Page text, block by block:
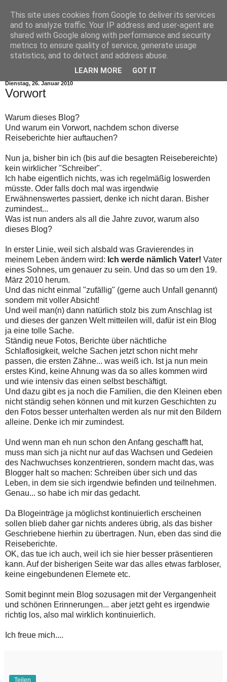
Dienstag, 26. Januar 2010
Vorwort
Warum dieses Blog?
Und warum ein Vorwort, nachdem schon diverse
Reiseberichte hier auftauchen?
Nun ja, bisher bin ich (bis auf die besagten Reisebereichte)
kein wirklicher "Schreiber".
Ich habe eigentlich nichts, was ich regelmäßig loswerden
müsste. Oder falls doch mal was irgendwie
Erwähnenswertes passiert, denke ich nicht daran. Bisher
zumindest...
Was ist nun anders als all die Jahre zuvor, warum also
dieses Blog?
In erster Linie, weil sich alsbald was Gravierendes in
meinem Leben ändern wird: Ich werde nämlich Vater! Vater
eines Sohnes, um genauer zu sein. Und das so um den 19.
März 2010 herum.
Und das nicht einmal "zufällig" (gerne auch Unfall genannt)
sondern mit voller Absicht!
Und weil man(n) dann natürlich stolz bis zum Anschlag ist
und dieses der ganzen Welt mitteilen will, dafür ist ein Blog
ja eine tolle Sache.
Ständig neue Fotos, Berichte über nächtliche
Schlaflosigkeit, welche Sachen jetzt schon nicht mehr
passen, die ersten Zähne... was weiß ich. Ist ja nun mein
erstes Kind, keine Ahnung was da so alles kommen wird
und wie intensiv das einen selbst beschäftigt.
Und dazu gibt es ja noch die Familien, die den Kleinen eben
nicht ständig sehen können und mit kurzen Geschichten zu
den Fotos besser unterhalten werden als nur mit den Bildern
alleine. Denke ich mir zumindest.
Und wenn man eh nun schon den Anfang geschafft hat,
muss man sich ja nicht nur auf das Wachsen und Gedeien
des Nachwuchses konzentrieren, sondern macht das, was
Blogger halt so machen: Schreiben über sich und das
Leben, in dem sie sich irgendwie befinden und teilnehmen.
Genau... so habe ich mir das gedacht.
Da Blogeinträge ja möglichst kontinuierlich erscheinen
sollen blieb daher gar nichts anderes übrig, als das bisher
Geschriebene hierhin zu übertragen. Nun, eben das sind die
Reiseberichte.
OK, das tue ich auch, weil ich sie hier besser präsentieren
kann. Auf der bisherigen Seite war das alles etwas farbloser,
keine eingebundenen Elemete etc.
Somit beginnt mein Blog sozusagen mit der Vergangenheit
und schönen Erinnerungen... aber jetzt geht es irgendwie
richtig los, also mal wirklich kontinuierlich.
Ich freue mich....
Teilen
This site uses cookies from Google to deliver its services
and to analyze traffic. Your IP address and user-agent are
shared with Google along with performance and security
metrics to ensure quality of service, generate usage
statistics, and to detect and address abuse.
LEARN MORE GOT IT